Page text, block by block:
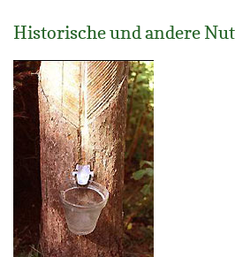
Historische und andere